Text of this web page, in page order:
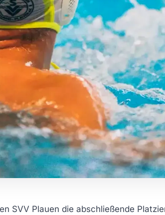
SVV Plauen die abschließende